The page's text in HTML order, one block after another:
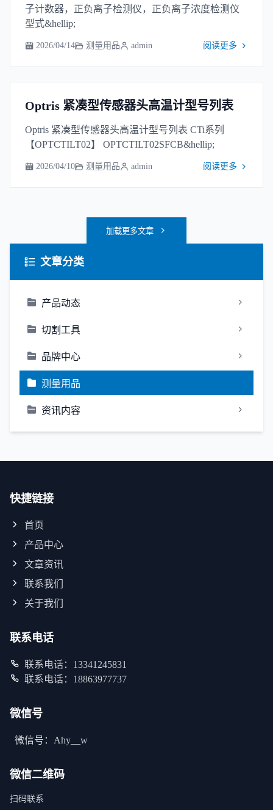
文章分类
产品动态
切割工具
品牌中心
测量用品
资讯内容
子计数器，正负离子检测仪，正负离子浓度检测仪
型式&hellip;
2026/04/14 测量用品 admin 阅读更多
Optris 紧凑型传感器头高温计型号列表
Optris 紧凑型传感器头高温计型号列表 CTi系列
【OPTCTILT02】 OPTCTILT02SFCB&hellip;
2026/04/10 测量用品 admin 阅读更多
加载更多文章
快捷链接
首页
产品中心
文章资讯
联系我们
关于我们
联系电话
联系电话：13341245831
联系电话：18863977737
微信号
微信号：Ahy__w
微信二维码
扫码联系